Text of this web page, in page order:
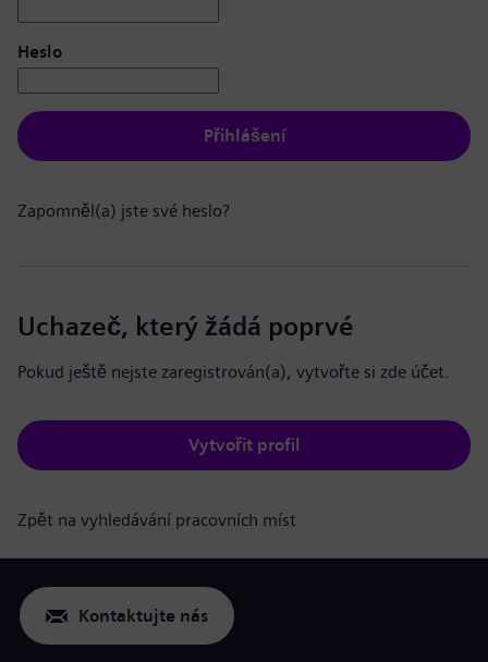
Heslo
Přihlášení
Zapomněl(a) jste své heslo?
Uchazeč, který žádá poprvé
Pokud ještě nejste zaregistrován(a), vytvořte si zde účet.
Vytvořit profil
Zpět na vyhledávání pracovních míst
Kontaktujte nás